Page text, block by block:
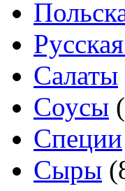
Салаты
Соусы
Специи
Сыры